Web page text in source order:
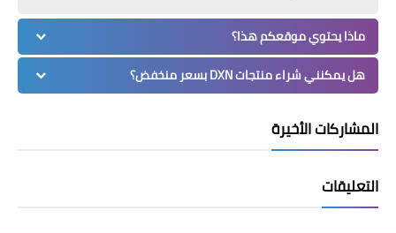
ماذا يحتوي موقعكم هذا؟
هل يمكنني شراء منتجات DXN بسعر منخفض؟
المشاركات الأخيرة
التعليقات